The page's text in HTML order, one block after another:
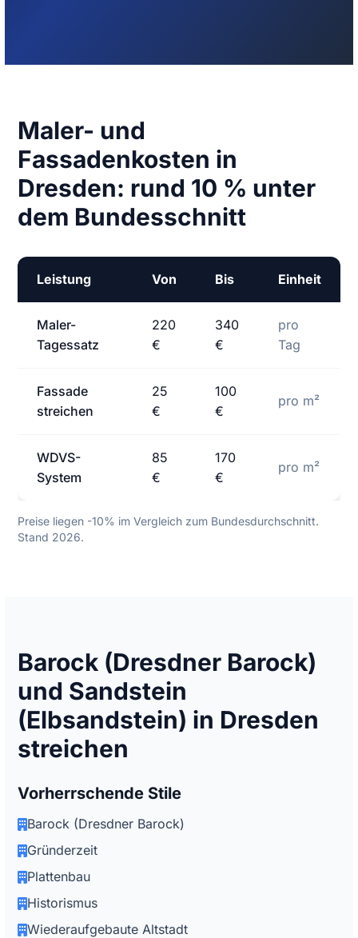
Maler- und
Fassadenkosten in
Dresden: rund 10 % unter
dem Bundesschnitt
Leistung Von Bis Einheit
Maler-
Tagessatz
220
€
340
€
pro
Tag
Fassade
streichen
25
€
100
€
pro m²
WDVS-
System
85
€
170
€
pro m²
Preise liegen -10% im Vergleich zum Bundesdurchschnitt.
Stand 2026.
Barock (Dresdner Barock)
und Sandstein
(Elbsandstein) in Dresden
streichen
Vorherrschende Stile
Barock (Dresdner Barock)
Gründerzeit
Plattenbau
Historismus
Wiederaufgebaute Altstadt